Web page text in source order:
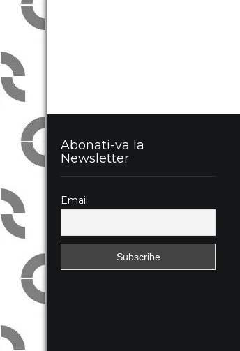
Abonati-va la
Newsletter
Email